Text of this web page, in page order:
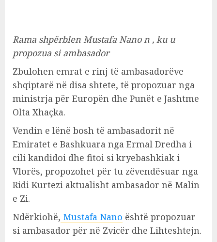
Rama shpërblen Mustafa Nano n , ku u
propozua si ambasador
Zbulohen emrat e rinj të ambasadorëve
shqiptarë në disa shtete, të propozuar nga
ministrja për Europën dhe Punët e Jashtme
Olta Xhaçka.
Vendin e lënë bosh të ambasadorit në
Emiratet e Bashkuara nga Ermal Dredha i
cili kandidoi dhe fitoi si kryebashkiak i
Vlorës, propozohet për tu zëvendësuar nga
Ridi Kurtezi aktualisht ambasador në Malin
e Zi.
Ndërkiohë, Mustafa Nano është propozuar
si ambasador për në Zvicër dhe Lihteshtejn.